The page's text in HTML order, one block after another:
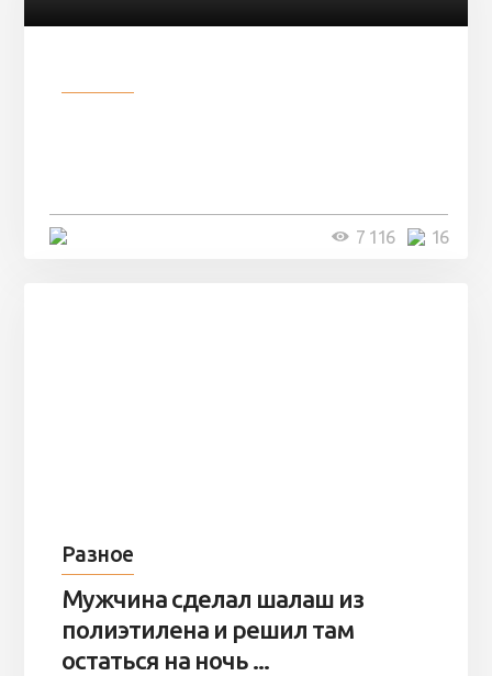
16
7 116
Разное
Мужчина сделал шалаш из
полиэтилена и решил там
остаться на ночь ...